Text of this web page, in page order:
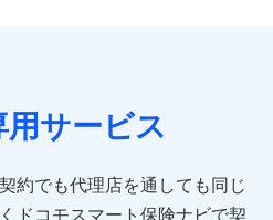
として、保険契約者及び被保険
日、性別、保険契約者と被保険
などの情報、ペットの種類や年
れます。
用サービス
約でも代理店を通しても同じ
ドコモスマート保険ナビで契